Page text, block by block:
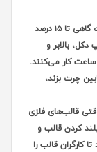
در یک پروژه بلندمرتبه‌سازی، سهم انرژی و ماشین‌آلات گاهی تا ۱۵ درصد
بالابر و
کار می‌کنند.
کابین چرت بزند،
قالب‌های فلزی
کردن قالب و
کارگران قالب را